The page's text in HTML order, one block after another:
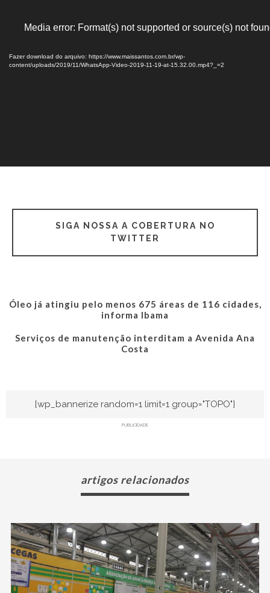
TocadorMedia error: Format(s) not supported or source(s) not
Fazer download do arquivo: https://www.maissantos.com.br/wp-
content/uploads/2019/11/WhatsApp-Video-2019-11-19-at-15.32.00.mp4?_=2
SIGA NOSSA A COBERTURA NO
TWITTER
Óleo já atingiu pelo menos 675 áreas de 116 cidades,
informa Ibama
Serviços de manutenção interditam a Avenida Ana
Costa
[wp_bannerize random=1 limit=1 group="TOPO"]
PUBLICIDADE
artigos relacionados